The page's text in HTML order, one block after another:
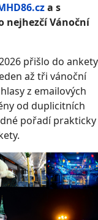
a s
nejhezčí Vánoční
přišlo do ankety
až tři vánoční
z emailových
od duplicitních
pořadí prakticky